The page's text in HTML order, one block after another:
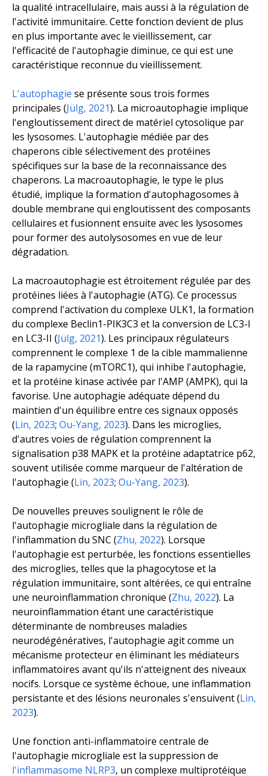
la qualité intracellulaire, mais aussi à la régulation de
l'activité immunitaire. Cette fonction devient de plus
en plus importante avec le vieillissement, car
l'efficacité de l'autophagie diminue, ce qui est une
caractéristique reconnue du vieillissement.
L'autophagie se présente sous trois formes
principales (Jülg, 2021). La microautophagie implique
l'engloutissement direct de matériel cytosolique par
les lysosomes. L'autophagie médiée par des
chaperons cible sélectivement des protéines
spécifiques sur la base de la reconnaissance des
chaperons. La macroautophagie, le type le plus
étudié, implique la formation d'autophagosomes à
double membrane qui engloutissent des composants
cellulaires et fusionnent ensuite avec les lysosomes
pour former des autolysosomes en vue de leur
dégradation.
La macroautophagie est étroitement régulée par des
protéines liées à l'autophagie (ATG). Ce processus
comprend l'activation du complexe ULK1, la formation
du complexe Beclin1-PIK3C3 et la conversion de LC3-I
en LC3-II (Jülg, 2021). Les principaux régulateurs
comprennent le complexe 1 de la cible mammalienne
de la rapamycine (mTORC1), qui inhibe l'autophagie,
et la protéine kinase activée par l'AMP (AMPK), qui la
favorise. Une autophagie adéquate dépend du
maintien d'un équilibre entre ces signaux opposés
(Lin, 2023; Ou-Yang, 2023). Dans les microglies,
d'autres voies de régulation comprennent la
signalisation p38 MAPK et la protéine adaptatrice p62,
souvent utilisée comme marqueur de l'altération de
l'autophagie (Lin, 2023; Ou-Yang, 2023).
De nouvelles preuves soulignent le rôle de
l'autophagie microgliale dans la régulation de
l'inflammation du SNC (Zhu, 2022). Lorsque
l'autophagie est perturbée, les fonctions essentielles
des microglies, telles que la phagocytose et la
régulation immunitaire, sont altérées, ce qui entraîne
une neuroinflammation chronique (Zhu, 2022). La
neuroinflammation étant une caractéristique
déterminante de nombreuses maladies
neurodégénératives, l'autophagie agit comme un
mécanisme protecteur en éliminant les médiateurs
inflammatoires avant qu'ils n'atteignent des niveaux
nocifs. Lorsque ce système échoue, une inflammation
persistante et des lésions neuronales s'ensuivent (Lin,
2023).
Une fonction anti-inflammatoire centrale de
l'autophagie microgliale est la suppression de
l'inflammasome NLRP3, un complexe multiprotéique